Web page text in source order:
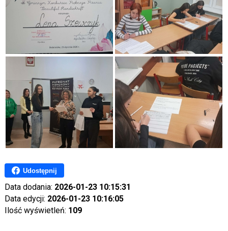
Udostępnij
Data dodania: 2026-01-23 10:15:31
Data edycji: 2026-01-23 10:16:05
Ilość wyświetleń: 109